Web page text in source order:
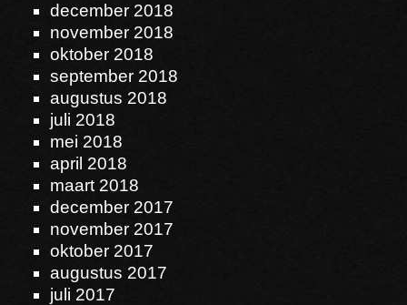
december 2018
november 2018
oktober 2018
september 2018
augustus 2018
juli 2018
mei 2018
april 2018
maart 2018
december 2017
november 2017
oktober 2017
augustus 2017
juli 2017